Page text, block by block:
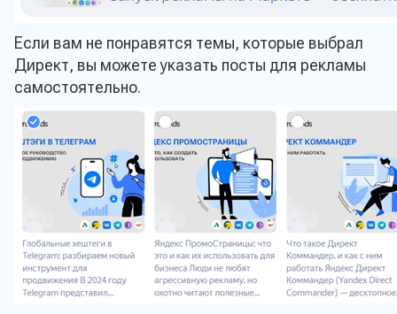
Если вам не понравятся темы, которые выбрал
Директ, вы можете указать посты для рекламы
самостоятельно.